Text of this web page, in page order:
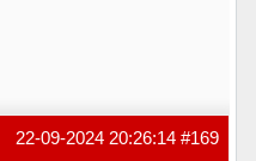
#169
22-09-2024 20:26:14